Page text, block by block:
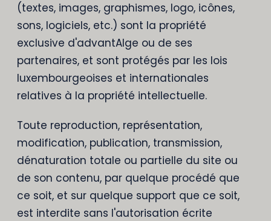
(textes, images, graphismes, logo, icônes,
sons, logiciels, etc.) sont la propriété
exclusive d'advantAIge ou de ses
partenaires, et sont protégés par les lois
luxembourgeoises et internationales
relatives à la propriété intellectuelle.
Toute reproduction, représentation,
modification, publication, transmission,
dénaturation totale ou partielle du site ou
de son contenu, par quelque procédé que
ce soit, et sur quelque support que ce soit,
est interdite sans l'autorisation écrite